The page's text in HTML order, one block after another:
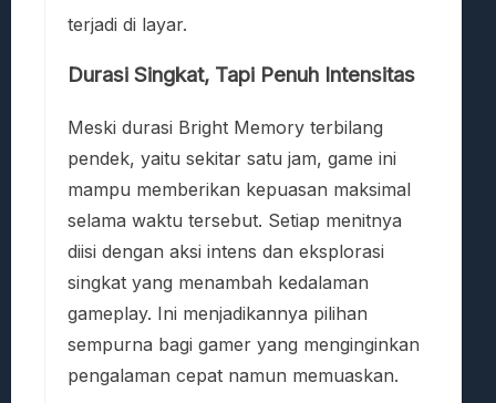
terjadi di layar.
Durasi Singkat, Tapi Penuh Intensitas
Meski durasi Bright Memory terbilang
pendek, yaitu sekitar satu jam, game ini
mampu memberikan kepuasan maksimal
selama waktu tersebut. Setiap menitnya
diisi dengan aksi intens dan eksplorasi
singkat yang menambah kedalaman
gameplay. Ini menjadikannya pilihan
sempurna bagi gamer yang menginginkan
pengalaman cepat namun memuaskan.